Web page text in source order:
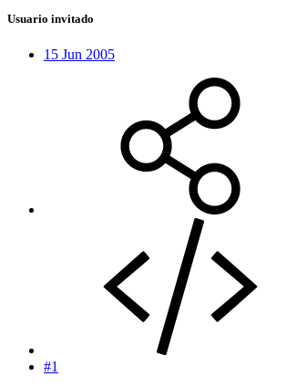
Usuario invitado
15 Jun 2005
#1